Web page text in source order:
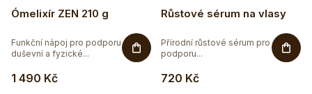
Ómelixír ZEN 210 g
1 490 Kč
Funkční nápoj pro podporu
duševní a fyzické...
Růstové sérum na vlasy
720 Kč
Přírodní růstové sérum pro
podporu...